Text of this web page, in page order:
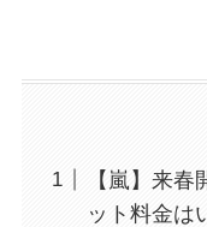
【嵐】来
ット料金は